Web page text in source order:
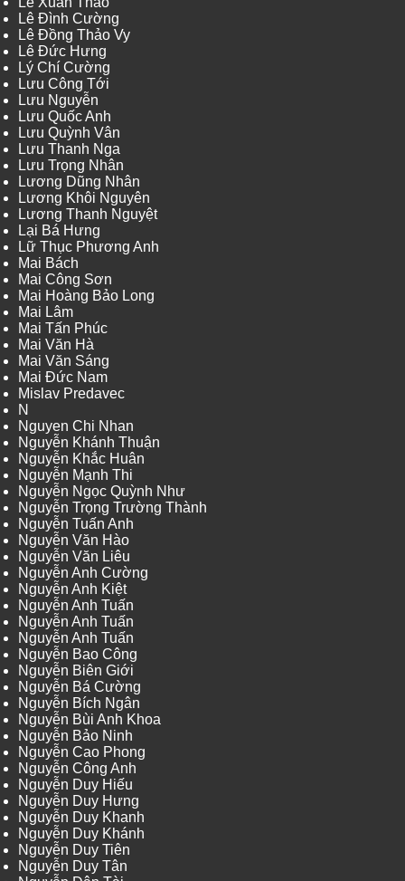
Lê Đình Cường
Lê Đồng Thảo Vy
Lê Đức Hưng
Lý Chí Cường
Lưu Công Tới
Lưu Nguyễn
Lưu Quốc Anh
Lưu Quỳnh Vân
Lưu Thanh Nga
Lưu Trọng Nhân
Lương Dũng Nhân
Lương Khôi Nguyên
Lương Thanh Nguyệt
Lại Bá Hưng
Lữ Thục Phương Anh
Mai Bách
Mai Công Sơn
Mai Hoàng Bảo Long
Mai Lâm
Mai Tấn Phúc
Mai Văn Hà
Mai Văn Sáng
Mai Đức Nam
Mislav Predavec
N
Nguyen Chi Nhan
Nguyễn Khánh Thuận
Nguyễn Khắc Huân
Nguyễn Mạnh Thi
Nguyễn Ngọc Quỳnh Như
Nguyễn Trọng Trường Thành
Nguyễn Tuấn Anh
Nguyễn Văn Hào
Nguyễn Văn Liêu
Nguyễn Anh Cường
Nguyễn Anh Kiệt
Nguyễn Anh Tuấn
Nguyễn Anh Tuấn
Nguyễn Anh Tuấn
Nguyễn Bao Công
Nguyễn Biên Giới
Nguyễn Bá Cường
Nguyễn Bích Ngân
Nguyễn Bùi Anh Khoa
Nguyễn Bảo Ninh
Nguyễn Cao Phong
Nguyễn Công Anh
Nguyễn Duy Hiếu
Nguyễn Duy Hưng
Nguyễn Duy Khanh
Nguyễn Duy Khánh
Nguyễn Duy Tiên
Nguyễn Duy Tân